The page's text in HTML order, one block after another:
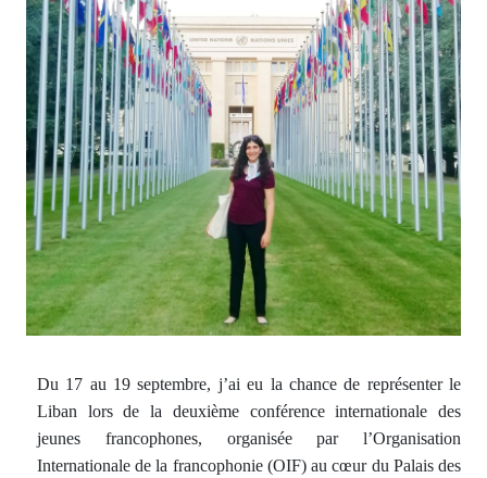
Du 17 au 19 septembre, j’ai eu la chance de représenter le
Liban lors de la deuxième conférence internationale des
jeunes francophones, organisée par l’Organisation
Internationale de la francophonie (OIF) au cœur du Palais des